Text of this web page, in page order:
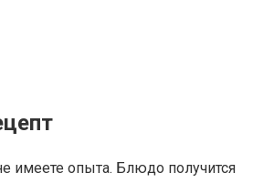
имеете опыта. Блюдо получится